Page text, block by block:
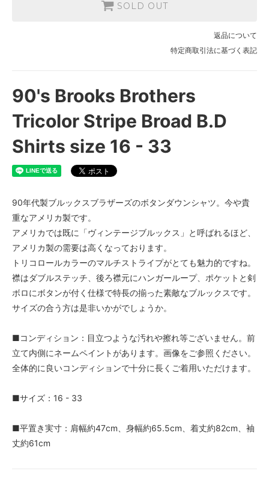
SOLD OUT
返品について
特定商取引法に基づく表記
90's Brooks Brothers
Tricolor Stripe Broad B.D
Shirts size 16 - 33
90年代製ブルックスブラザーズのボタンダウンシャツ。今や貴
重なアメリカ製です。
アメリカでは既に「ヴィンテージブルックス」と呼ばれるほど、
アメリカ製の需要は高くなっております。
トリコロールカラーのマルチストライプがとても魅力的ですね。
襟はダブルステッチ、後ろ襟元にハンガーループ、ポケットと剣
ボロにボタンが付く仕様で特長の揃った素敵なブルックスです。
サイズの合う方は是非いかがでしょうか。
■コンディション：目立つような汚れや擦れ等ございません。前
立て内側にネームペイントがあります。画像をご参照ください。
全体的に良いコンディションで十分に長くご着用いただけます。
■サイズ：16 - 33
■平置き実寸：肩幅約47cm、身幅約65.5cm、着丈約82cm、袖
丈約61cm